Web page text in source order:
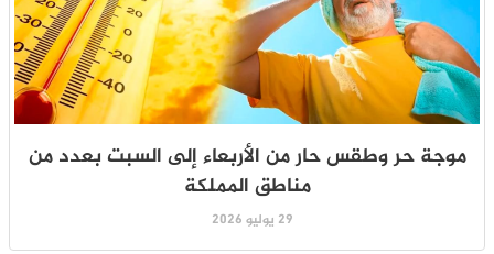
موجة حر وطقس حار من الأربعاء إلى السبت بعدد من
مناطق المملكة
29 يوليو 2026